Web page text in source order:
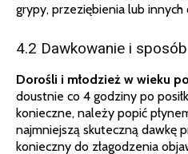
grypy, przeziębienia lub innych
4.2 Dawkowanie i
Dorośli i młodzież w wieku
doustnie co 4 godziny po
konieczne, należy popić
najmniejszą skuteczną dawkę
konieczny do złagodzenia